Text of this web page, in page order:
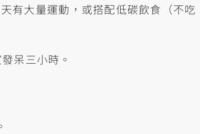
有大量運動，或搭配低碳飲食（不吃
呆三小時。